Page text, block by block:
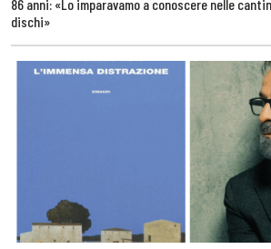
86 anni: «Lo imparavamo a conoscere nelle
dischi»